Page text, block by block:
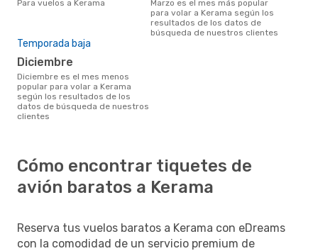
Para vuelos a Kerama
marzo es el mes más popular
para volar a Kerama según los
resultados de los datos de
búsqueda de nuestros clientes
Temporada baja
diciembre
diciembre es el mes menos
popular para volar a Kerama
según los resultados de los
datos de búsqueda de nuestros
clientes
Cómo encontrar tiquetes de
avión baratos a Kerama
Reserva tus vuelos baratos a Kerama con eDreams
con la comodidad de un servicio premium de